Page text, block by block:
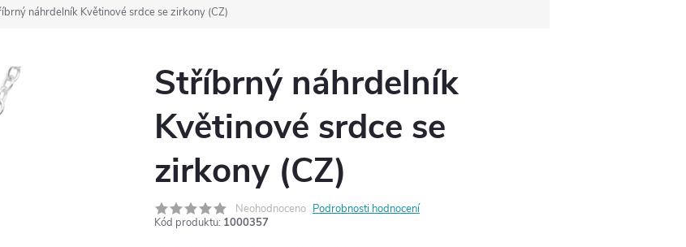
náhrdelník Květinové srdce se zirkony (CZ)
Stříbrný náhrdelník
Květinové srdce se
zirkony (CZ)
Neohodnoceno Podrobnosti hodnocení
Kód produktu: 1000357